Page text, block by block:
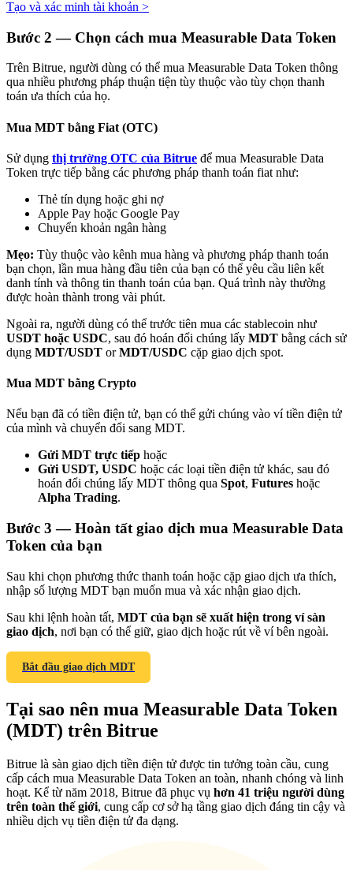
Đối tác Bitrue
Đối tác Bitrue
Lên đến 65% hoa hồng!
Giới thiệu
Mời một người bạn để nhận phần thưởng tiền mặt
BTC Welcome Rewards
BTC Welcome Rewards
Deposit CASHCAT & Win
Share 500000 CASHCAT prize pool
Tạo và xác minh tài khoản >
Bước 2 — Chọn cách mua Measurable Data Token
Trên Bitrue, người dùng có thể mua Measurable Data Token thông
qua nhiều phương pháp thuận tiện tùy thuộc vào tùy chọn thanh
toán ưa thích của họ.
Mua MDT bằng Fiat (OTC)
Sử dụng thị trường OTC của Bitrue để mua Measurable Data
Token trực tiếp bằng các phương pháp thanh toán fiat như:
Thẻ tín dụng hoặc ghi nợ
Apple Pay hoặc Google Pay
Chuyển khoản ngân hàng
Mẹo: Tùy thuộc vào kênh mua hàng và phương pháp thanh toán
bạn chọn, lần mua hàng đầu tiên của bạn có thể yêu cầu liên kết
danh tính và thông tin thanh toán của bạn. Quá trình này thường
được hoàn thành trong vài phút.
Ngoài ra, người dùng có thể trước tiên mua các stablecoin như
USDT hoặc USDC, sau đó hoán đổi chúng lấy MDT bằng cách sử
dụng MDT/USDT orMDT/USDC cặp giao dịch spot.
Mua MDT bằng Crypto
Nếu bạn đã có tiền điện tử, bạn có thể gửi chúng vào ví tiền điện tử
của mình và chuyển đổi sang MDT.
Gửi MDT trực tiếp hoặc
Gửi USDT, USDC hoặc các loại tiền điện tử khác, sau đó
hoán đổi chúng lấy MDT thông qua Spot, Futures hoặc
Alpha Trading.
Bước 3 —Hoàn tất giao dịch mua Measurable Data
Token của bạn
Sau khi chọn phương thức thanh toán hoặc cặp giao dịch ưa thích,
nhập số lượng MDT bạn muốn mua và xác nhận giao dịch.
Sau khi lệnh hoàn tất, MDT của bạn sẽ xuất hiện trong ví sàn
giao dịch, nơi bạn có thể giữ, giao dịch hoặc rút về ví bên ngoài.
Bắt đầu giao dịch MDT
Tại sao nên mua Measurable Data Token
(MDT) trên Bitrue
Bitrue là sàn giao dịch tiền điện tử được tin tưởng toàn cầu, cung
cấp cách mua Measurable Data Token an toàn, nhanh chóng và linh
hoạt. Kể từ năm 2018, Bitrue đã phục vụ hơn 41 triệu người dùng
trên toàn thế giới, cung cấp cơ sở hạ tầng giao dịch đáng tin cậy và
nhiều dịch vụ tiền điện tử đa dạng.